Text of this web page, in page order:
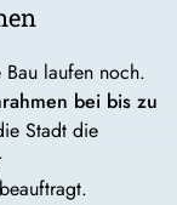
Bau laufen noch.
bei bis zu
Stadt die